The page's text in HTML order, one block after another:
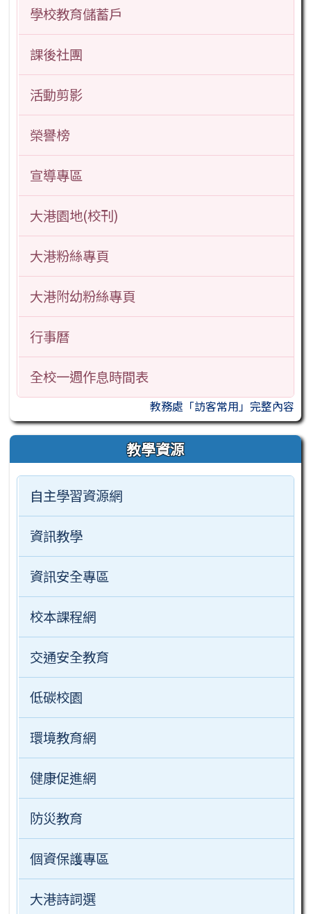
學校教育儲蓄戶
課後社團
活動剪影
榮譽榜
宣導專區
大港園地(校刊)
大港粉絲專頁
大港附幼粉絲專頁
行事曆
全校一週作息時間表
教務處「訪客常用」完整內容
教學資源
自主學習資源網
資訊教學
資訊安全專區
校本課程網
交通安全教育
低碳校園
環境教育網
健康促進網
防災教育
個資保護專區
大港詩詞選